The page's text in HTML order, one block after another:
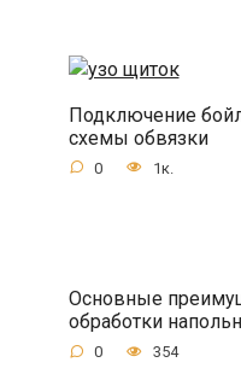
Подключение
схемы обвязки
0 1к.
Основные
обработки
0 354